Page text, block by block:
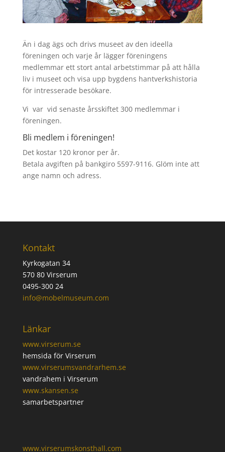
Än i dag ägs och drivs museet av den ideella
föreningen och varje år lägger föreningens
medlemmar ett stort antal arbetstimmar på att hålla
liv i museet och visa upp bygdens hantverkshistoria
för intresserade besökare.
Vi var vid senaste årsskiftet 300 medlemmar i
föreningen.
Bli medlem i föreningen!
Det kostar 120 kronor per år.
Betala avgiften på bankgiro 5597-9116. Glöm inte att
ange namn och adress.
Kontakt
Kyrkogatan 34
570 80 Virserum
0495-300 24
info@mobelmuseum.com
Länkar
www.virserum.se
hemsida för Virserum
www.virserumsvandrarhem.se
vandrahem i Virserum
www.skansen.se
samarbetspartner
www.virserumskonsthall.com